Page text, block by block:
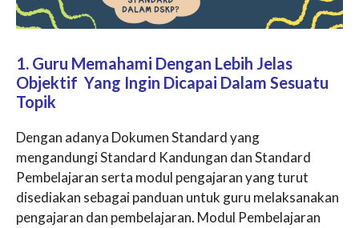
1. Guru Memahami Dengan Lebih Jelas
Objektif Yang Ingin Dicapai Dalam Sesuatu
Topik
Dengan adanya Dokumen Standard yang
mengandungi Standard Kandungan dan Standard
Pembelajaran serta modul pengajaran yang turut
disediakan sebagai panduan untuk guru melaksanakan
pengajaran dan pembelajaran. Modul Pembelajaran